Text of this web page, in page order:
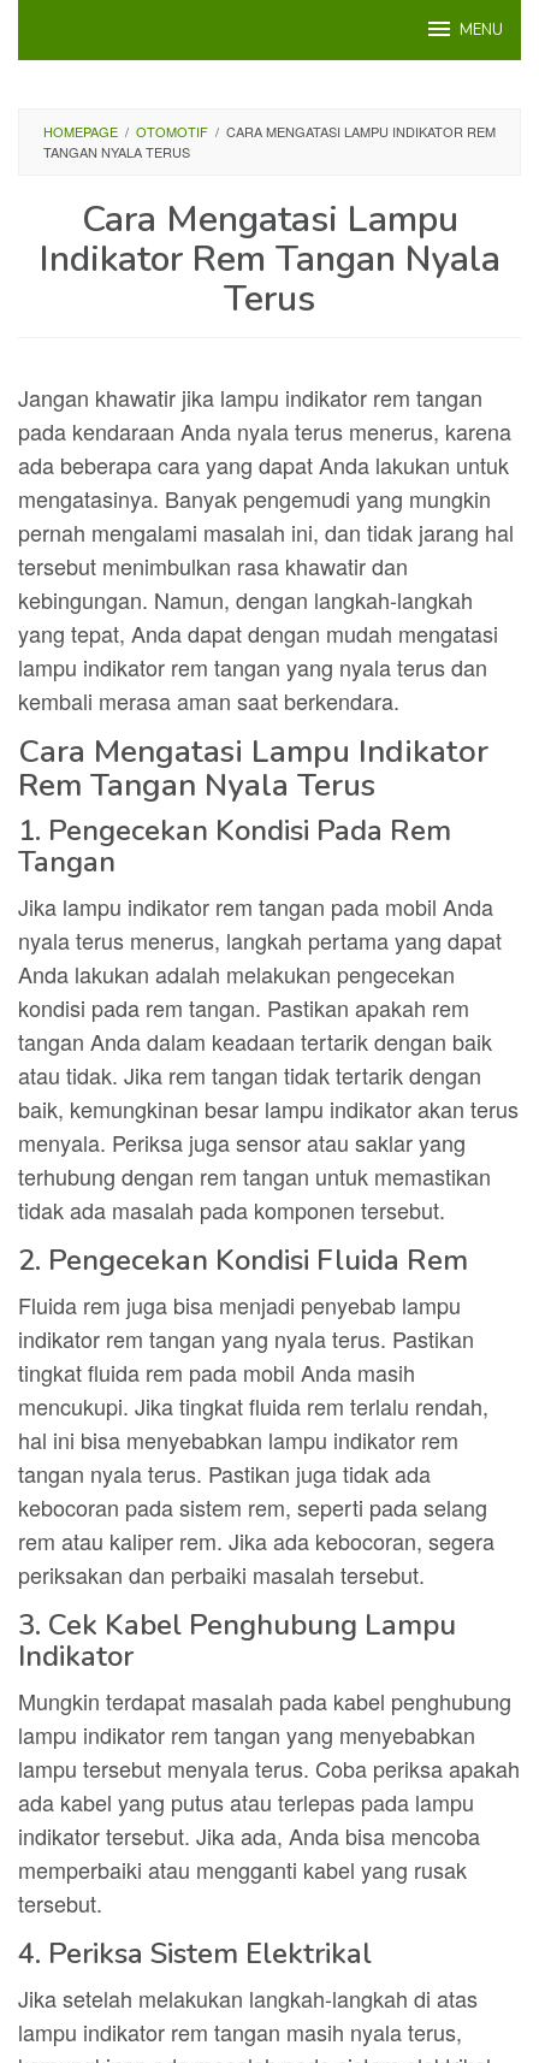
MENU
HOMEPAGE / OTOMOTIF / CARA MENGATASI LAMPU INDIKATOR REM
TANGAN NYALA TERUS
Cara Mengatasi Lampu
Indikator Rem Tangan Nyala
Terus
Jangan khawatir jika lampu indikator rem tangan
pada kendaraan Anda nyala terus menerus, karena
ada beberapa cara yang dapat Anda lakukan untuk
mengatasinya. Banyak pengemudi yang mungkin
pernah mengalami masalah ini, dan tidak jarang hal
tersebut menimbulkan rasa khawatir dan
kebingungan. Namun, dengan langkah-langkah
yang tepat, Anda dapat dengan mudah mengatasi
lampu indikator rem tangan yang nyala terus dan
kembali merasa aman saat berkendara.
Cara Mengatasi Lampu Indikator
Rem Tangan Nyala Terus
1. Pengecekan Kondisi Pada Rem
Tangan
Jika lampu indikator rem tangan pada mobil Anda
nyala terus menerus, langkah pertama yang dapat
Anda lakukan adalah melakukan pengecekan
kondisi pada rem tangan. Pastikan apakah rem
tangan Anda dalam keadaan tertarik dengan baik
atau tidak. Jika rem tangan tidak tertarik dengan
baik, kemungkinan besar lampu indikator akan terus
menyala. Periksa juga sensor atau saklar yang
terhubung dengan rem tangan untuk memastikan
tidak ada masalah pada komponen tersebut.
2. Pengecekan Kondisi Fluida Rem
Fluida rem juga bisa menjadi penyebab lampu
indikator rem tangan yang nyala terus. Pastikan
tingkat fluida rem pada mobil Anda masih
mencukupi. Jika tingkat fluida rem terlalu rendah,
hal ini bisa menyebabkan lampu indikator rem
tangan nyala terus. Pastikan juga tidak ada
kebocoran pada sistem rem, seperti pada selang
rem atau kaliper rem. Jika ada kebocoran, segera
periksakan dan perbaiki masalah tersebut.
3. Cek Kabel Penghubung Lampu
Indikator
Mungkin terdapat masalah pada kabel penghubung
lampu indikator rem tangan yang menyebabkan
lampu tersebut menyala terus. Coba periksa apakah
ada kabel yang putus atau terlepas pada lampu
indikator tersebut. Jika ada, Anda bisa mencoba
memperbaiki atau mengganti kabel yang rusak
tersebut.
4. Periksa Sistem Elektrikal
Jika setelah melakukan langkah-langkah di atas
lampu indikator rem tangan masih nyala terus,